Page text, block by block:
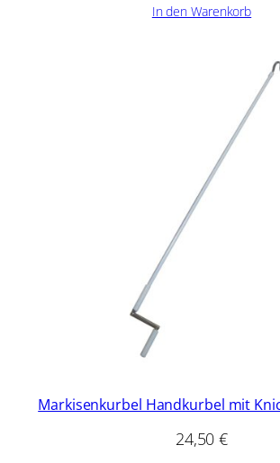
In den Warenkorb
Markisenkurbel Handkurbel mit
24,50€